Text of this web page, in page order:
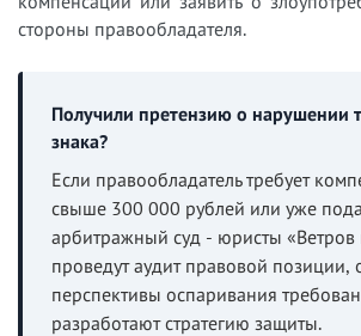
стороны правообладателя.
Получили претензию о нарушении
знака?
Если правообладатель требует
свыше 300 000 рублей или уже
арбитражный суд - юристы «Ветров
проведут аудит правовой позиции,
перспективы оспаривания
разработают стратегию защиты.